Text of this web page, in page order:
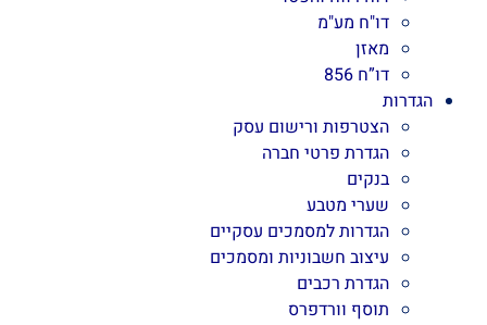
דו"ח מע"מ
מאזן
דו”ח 856
הגדרות
הצטרפות ורישום עסק
הגדרת פרטי חברה
בנקים
שערי מטבע
הגדרות למסמכים עסקיים
עיצוב חשבוניות ומסמכים
הגדרת רכבים
תוסף וורדפרס